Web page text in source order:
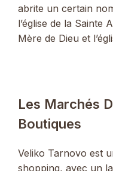
abrite un certain
l’église de la Sainte
Mère de Dieu et
Les Marchés
Boutiques
Veliko Tarnovo est
shopping, avec un